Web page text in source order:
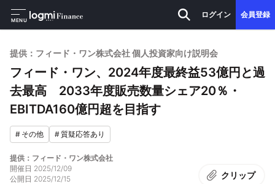
MENU
ログイン 会員登録
提供：フィード・ワン株式会社 個人投資家向け説明会
フィード・ワン、2024年度最終益53億円と過
去最高 2033年度販売数量シェア20％・
EBITDA160億円超を目指す
# その他 #質疑応答あり
提供：フィード・ワン株式会社
開催日 2025/12/09
公開日 2025/12/15 クリップ